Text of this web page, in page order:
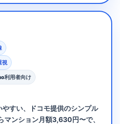
視
利用者向け
すい、ドコモ提供のシンプル
マンション月額3,630円〜で、